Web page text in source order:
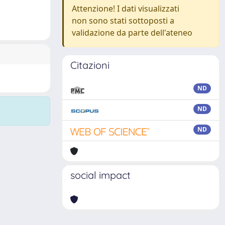
Attenzione! I dati visualizzati
non sono stati sottoposti a
validazione da parte dell'ateneo
Citazioni
ND
ND
ND
social impact